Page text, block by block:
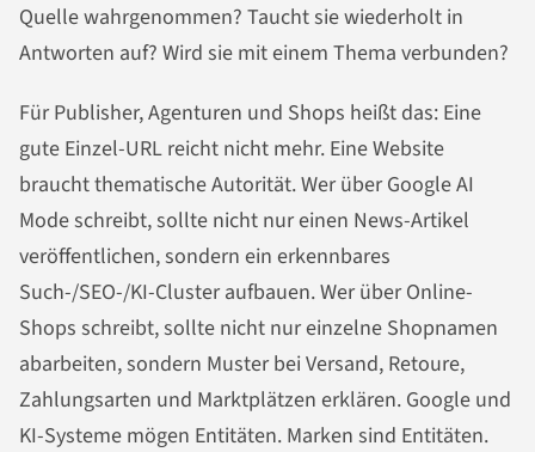
Quelle wahrgenommen? Taucht sie wiederholt in
Antworten auf? Wird sie mit einem Thema verbunden?
Für Publisher, Agenturen und Shops heißt das: Eine
gute Einzel-URL reicht nicht mehr. Eine Website
braucht thematische Autorität. Wer über Google AI
Mode schreibt, sollte nicht nur einen News-Artikel
veröffentlichen, sondern ein erkennbares
Such-/SEO-/KI-Cluster aufbauen. Wer über Online-
Shops schreibt, sollte nicht nur einzelne Shopnamen
abarbeiten, sondern Muster bei Versand, Retoure,
Zahlungsarten und Marktplätzen erklären. Google und
KI-Systeme mögen Entitäten. Marken sind Entitäten.